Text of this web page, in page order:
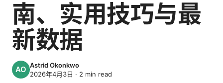
南、实用技巧与最
新数据
Astrid Okonkwo
2026年4月3日 · 2 min read